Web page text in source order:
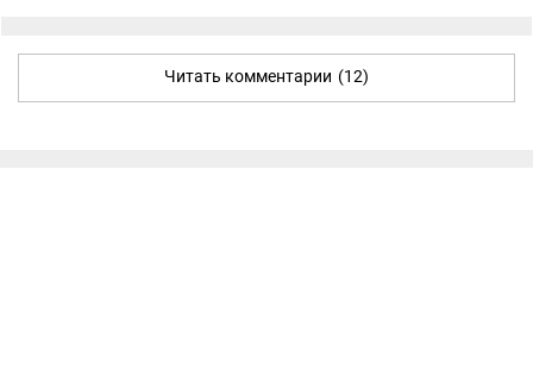
Читать комментарии (12)